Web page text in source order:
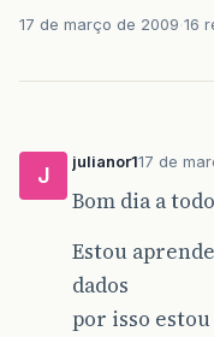
17 de março de 2009 16
J
julianor117 de
Bom dia a
Estou
dados
por isso